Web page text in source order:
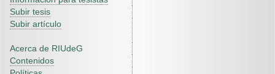
Subir tesis
Subir artículo
Acerca de RIUdeG
Contenidos